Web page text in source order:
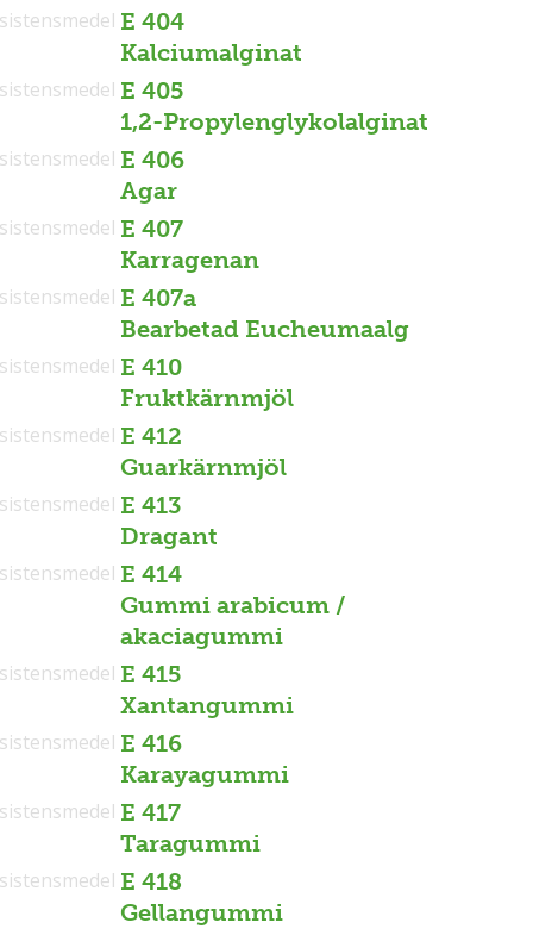
E 404
Kalciumalginat
E 405
1,2-Propylenglykolalginat
E 406
Agar
E 407
Karragenan
E 407a
Bearbetad Eucheumaalg
E 410
Fruktkärnmjöl
E 412
Guarkärnmjöl
E 413
Dragant
E 414
Gummi arabicum /
akaciagummi
E 415
Xantangummi
E 416
Karayagummi
E 417
Taragummi
E 418
Gellangummi